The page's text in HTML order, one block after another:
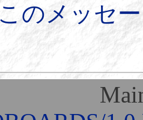
のメッセ